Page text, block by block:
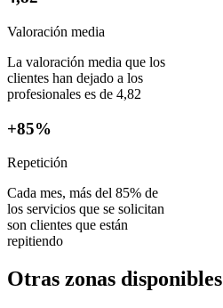
Valoración media
La valoración media que los
clientes han dejado a los
profesionales es de 4,82
+85%
Repetición
Cada mes, más del 85% de
los servicios que se solicitan
son clientes que están
repitiendo
Otras zonas disponibles